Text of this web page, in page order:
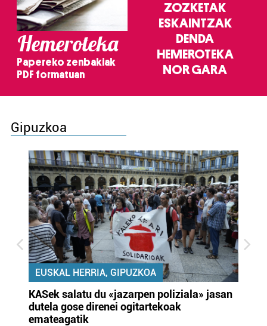
Hemeroteka
Papereko zenbakiak
PDF formatuan
ZOZKETAK
ESKAINTZAK
DENDA
HEMEROTEKA
NOR GARA
Gipuzkoa
EUSKAL HERRIA, GIPUZKOA
KASek salatu du «jazarpen poliziala» jasan
dutela gose direnei ogitartekoak
emateagatik